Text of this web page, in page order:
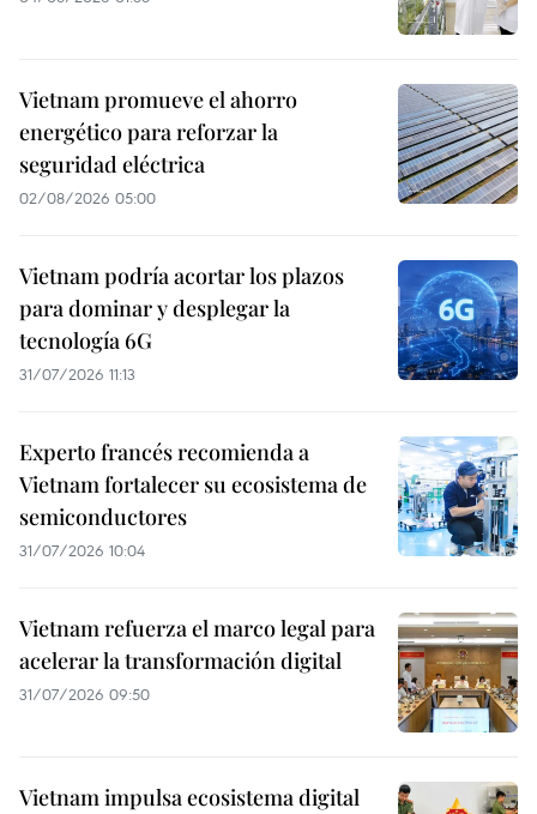
Vietnam promueve el ahorro
energético para reforzar la
seguridad eléctrica
02/08/2026 05:00
Vietnam podría acortar los plazos
para dominar y desplegar la
tecnología 6G
31/07/2026 11:13
Experto francés recomienda a
Vietnam fortalecer su ecosistema de
semiconductores
31/07/2026 10:04
Vietnam refuerza el marco legal para
acelerar la transformación digital
31/07/2026 09:50
Vietnam impulsa ecosistema digital